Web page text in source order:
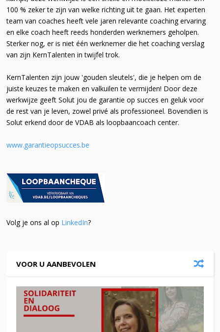
100 % zeker te zijn van welke richting uit te gaan. Het experten
team van coaches heeft vele jaren relevante coaching ervaring
en elke coach heeft reeds honderden werknemers geholpen.
Sterker nog, er is niet één werknemer die het coaching verslag
van zijn KernTalenten in twijfel trok.
KernTalenten zijn jouw 'gouden sleutels', die je helpen om de
juiste keuzes te maken en valkuilen te vermijden! Door deze
werkwijze geeft Solut jou de garantie op succes en geluk voor
de rest van je leven, zowel privé als professioneel. Bovendien is
Solut erkend door de VDAB als loopbaancoach center.
www.garantieopsucces.be
Volg je ons al op LinkedIn?
VOOR U AANBEVOLEN